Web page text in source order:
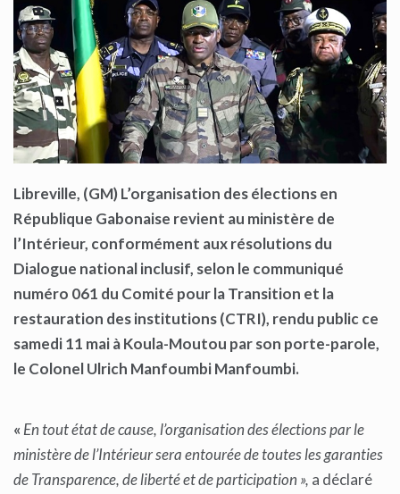
Libreville, (GM)L’organisation des élections en
République Gabonaise revient au ministère de
l’Intérieur, conformément aux résolutions du
Dialogue national inclusif, selon le communiqué
numéro 061 du Comité pour la Transition et la
restauration des institutions (CTRI), rendu public ce
samedi 11 mai à Koula-Moutou par son porte-parole,
le Colonel Ulrich Manfoumbi Manfoumbi.
« En tout état de cause, l’organisation des élections par le
ministère de l’Intérieur sera entourée de toutes les garanties
de Transparence, de liberté et departicipation », a déclaré